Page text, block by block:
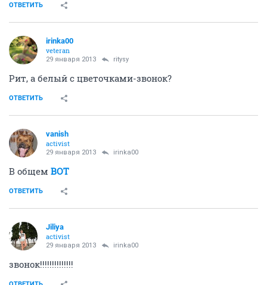
ОТВЕТИТЬ
irinka00
veteran
29 января 2013 ritysy
Рит, а белый с цветочками-звонок?
ОТВЕТИТЬ
vanish
activist
29 января 2013 irinka00
В общем ВОТ
ОТВЕТИТЬ
Jiliya
activist
29 января 2013 irinka00
звонок!!!!!!!!!!!!!!